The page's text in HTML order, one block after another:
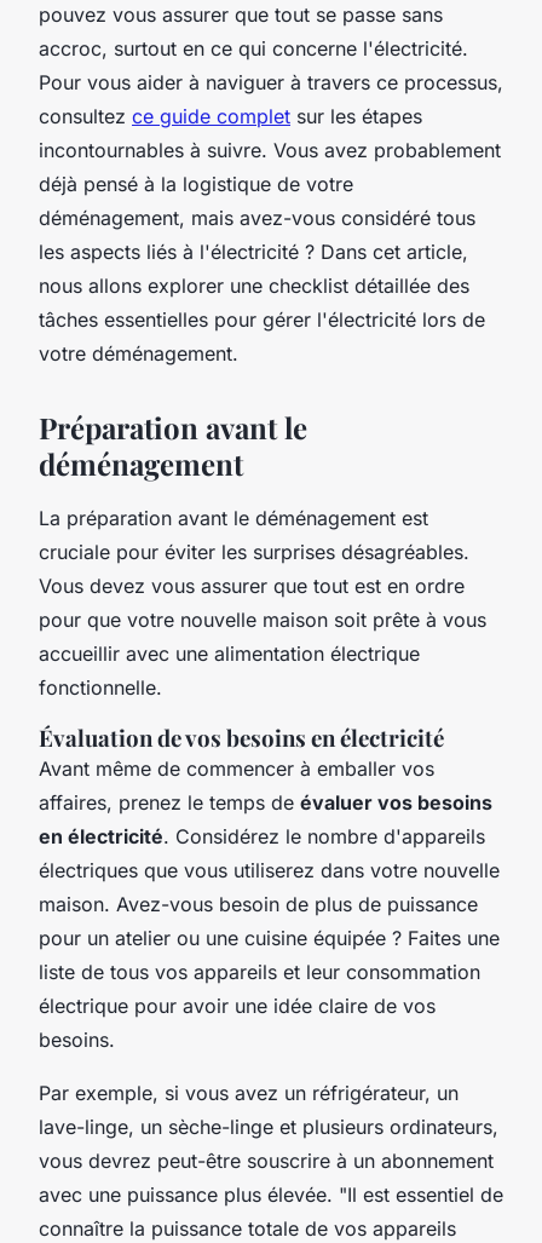
pouvez vous assurer que tout se passe sans
accroc, surtout en ce qui concerne l'électricité.
Pour vous aider à naviguer à travers ce processus,
consultez ce guide complet sur les étapes
incontournables à suivre. Vous avez probablement
déjà pensé à la logistique de votre
déménagement, mais avez-vous considéré tous
les aspects liés à l'électricité ? Dans cet article,
nous allons explorer une checklist détaillée des
tâches essentielles pour gérer l'électricité lors de
votre déménagement.
Préparation avant le
déménagement
La préparation avant le déménagement est
cruciale pour éviter les surprises désagréables.
Vous devez vous assurer que tout est en ordre
pour que votre nouvelle maison soit prête à vous
accueillir avec une alimentation électrique
fonctionnelle.
Évaluation de vos besoins en électricité
Avant même de commencer à emballer vos
affaires, prenez le temps de évaluer vos besoins
en électricité. Considérez le nombre d'appareils
électriques que vous utiliserez dans votre nouvelle
maison. Avez-vous besoin de plus de puissance
pour un atelier ou une cuisine équipée ? Faites une
liste de tous vos appareils et leur consommation
électrique pour avoir une idée claire de vos
besoins.
Par exemple, si vous avez un réfrigérateur, un
lave-linge, un sèche-linge et plusieurs ordinateurs,
vous devrez peut-être souscrire à un abonnement
avec une puissance plus élevée. "Il est essentiel de
connaître la puissance totale de vos appareils